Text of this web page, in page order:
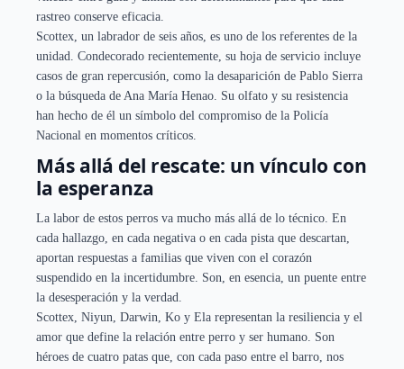
rastreo conserve eficacia.
Scottex, un labrador de seis años, es uno de los referentes de la
unidad. Condecorado recientemente, su hoja de servicio incluye
casos de gran repercusión, como la desaparición de Pablo Sierra
o la búsqueda de Ana María Henao. Su olfato y su resistencia
han hecho de él un símbolo del compromiso de la Policía
Nacional en momentos críticos.
Más allá del rescate: un vínculo con
la esperanza
La labor de estos perros va mucho más allá de lo técnico. En
cada hallazgo, en cada negativa o en cada pista que descartan,
aportan respuestas a familias que viven con el corazón
suspendido en la incertidumbre. Son, en esencia, un puente entre
la desesperación y la verdad.
Scottex, Niyun, Darwin, Ko y Ela representan la resiliencia y el
amor que define la relación entre perro y ser humano. Son
héroes de cuatro patas que, con cada paso entre el barro, nos